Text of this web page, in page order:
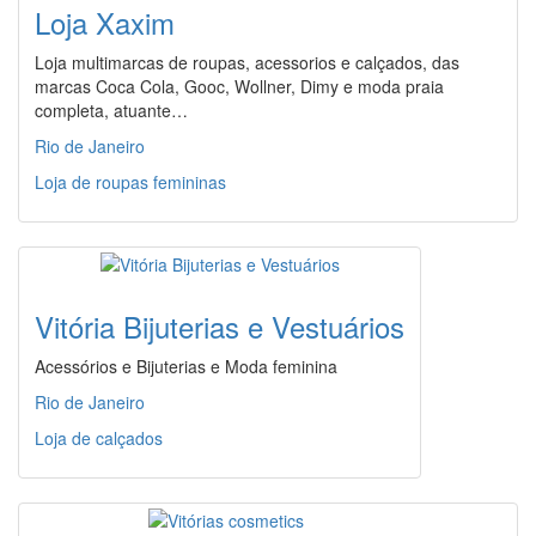
Loja Xaxim
Loja multimarcas de roupas, acessorios e calçados, das
marcas Coca Cola, Gooc, Wollner, Dimy e moda praia
completa, atuante…
Rio de Janeiro
Loja de roupas femininas
Vitória Bijuterias e Vestuários
Acessórios e Bijuterias e Moda feminina
Rio de Janeiro
Loja de calçados